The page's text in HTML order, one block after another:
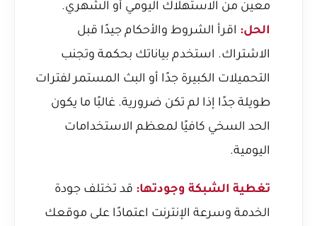
معين من الاستهلاك اليومي أو الشهري.
الحل: اقرأ الشروط والأحكام جيدًا قبل
الاشتراك. استخدم بياناتك بحكمة وتجنب
التحميلات الكبيرة جدًا أو البث المستمر لفترات
طويلة جدًا إذا لم تكن ضرورية. غالبًا ما يكون
الحد السخي كافيًا لمعظم الاستخدامات
اليومية.
تغطية الشبكة وجودتها: قد تختلف جودة
الخدمة وسرعة الإنترنت اعتمادًا على موقعك